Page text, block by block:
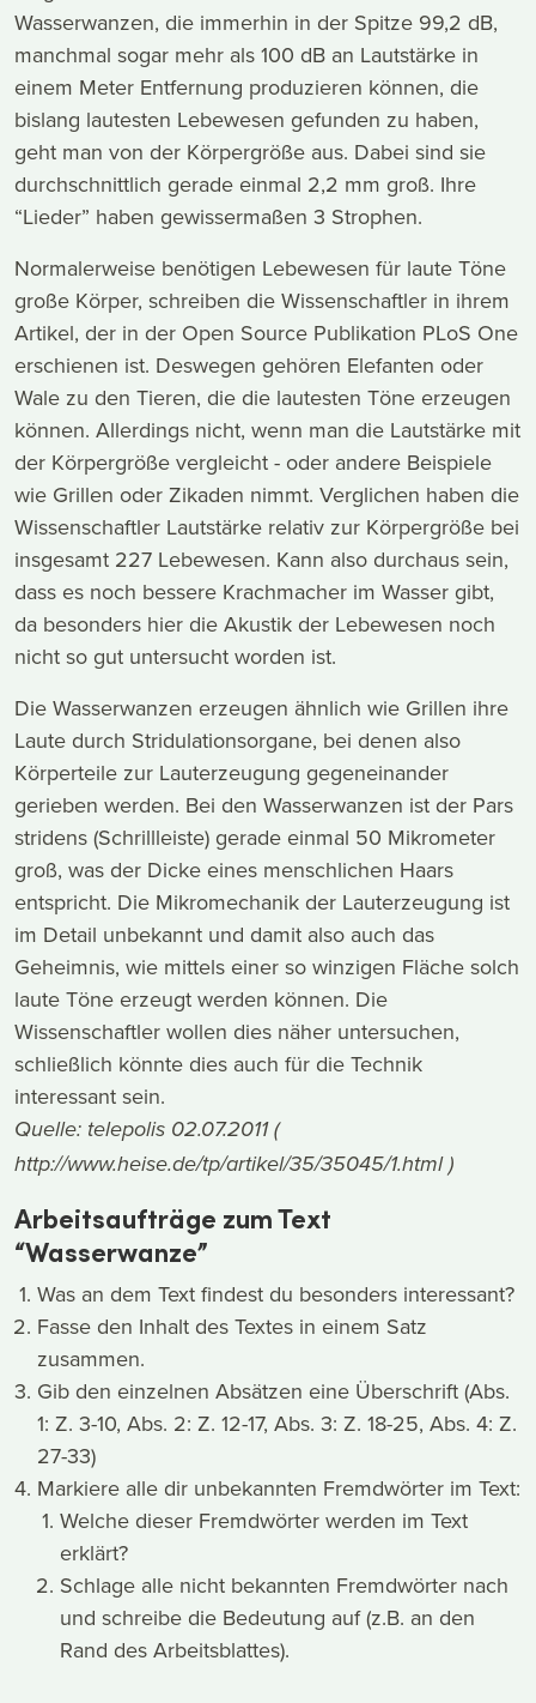
Wasserwanzen, die immerhin in der Spitze 99,2 dB,
manchmal sogar mehr als 100 dB an Lautstärke in
einem Meter Entfernung produzieren können, die
bislang lautesten Lebewesen gefunden zu haben,
geht man von der Körpergröße aus. Dabei sind sie
durchschnittlich gerade einmal 2,2 mm groß. Ihre
“Lieder” haben gewissermaßen 3 Strophen.
Normalerweise benötigen Lebewesen für laute Töne
große Körper, schreiben die Wissenschaftler in ihrem
Artikel, der in der Open Source Publikation PLoS One
erschienen ist. Deswegen gehören Elefanten oder
Wale zu den Tieren, die die lautesten Töne erzeugen
können. Allerdings nicht, wenn man die Lautstärke mit
der Körpergröße vergleicht - oder andere Beispiele
wie Grillen oder Zikaden nimmt. Verglichen haben die
Wissenschaftler Lautstärke relativ zur Körpergröße bei
insgesamt 227 Lebewesen. Kann also durchaus sein,
dass es noch bessere Krachmacher im Wasser gibt,
da besonders hier die Akustik der Lebewesen noch
nicht so gut untersucht worden ist.
Die Wasserwanzen erzeugen ähnlich wie Grillen ihre
Laute durch Stridulationsorgane, bei denen also
Körperteile zur Lauterzeugung gegeneinander
gerieben werden. Bei den Wasserwanzen ist der Pars
stridens (Schrillleiste) gerade einmal 50 Mikrometer
groß, was der Dicke eines menschlichen Haars
entspricht. Die Mikromechanik der Lauterzeugung ist
im Detail unbekannt und damit also auch das
Geheimnis, wie mittels einer so winzigen Fläche solch
laute Töne erzeugt werden können. Die
Wissenschaftler wollen dies näher untersuchen,
schließlich könnte dies auch für die Technik
interessant sein.
Quelle: telepolis 02.07.2011 (
http://www.heise.de/tp/artikel/35/35045/1.html )
Arbeitsaufträge zum Text
“Wasserwanze”
Was an dem Text findest du besonders interessant?
Fasse den Inhalt des Textes in einem Satz
zusammen.
Gib den einzelnen Absätzen eine Überschrift (Abs.
1: Z. 3-10, Abs. 2: Z. 12-17, Abs. 3: Z. 18-25, Abs. 4: Z.
27-33)
Markiere alle dir unbekannten Fremdwörter im Text:
Welche dieser Fremdwörter werden im Text
erklärt?
Schlage alle nicht bekannten Fremdwörter nach
und schreibe die Bedeutung auf (z.B. an den
Rand des Arbeitsblattes).